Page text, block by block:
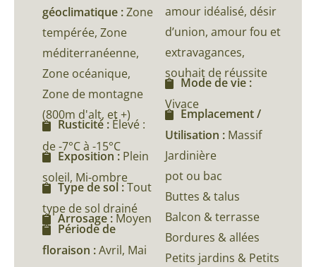
géoclimatique :Zone
tempérée, Zone
méditerranéenne,
Zone océanique,
Zone de montagne
(800m d'alt, et +)
Rusticité : Élevé :
de -7°C à -15°C
Exposition : Plein
soleil, Mi-ombre
Type de sol :Tout
type de sol drainé
Arrosage : Moyen
Période de
floraison :Avril, Mai
amour idéalisé, désir
d’union, amour fou et
extravagances,
souhait de réussite
Mode de vie :
Vivace
Emplacement /
Utilisation : Massif
Jardinière
pot ou bac
Buttes & talus
Balcon & terrasse
Bordures & allées
Petits jardins & Petits